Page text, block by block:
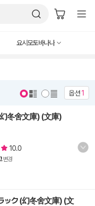
요시모토바나나
옵션1
冬舍文庫) (文庫)
10.0
변경
ック (幻冬舍文庫) (文